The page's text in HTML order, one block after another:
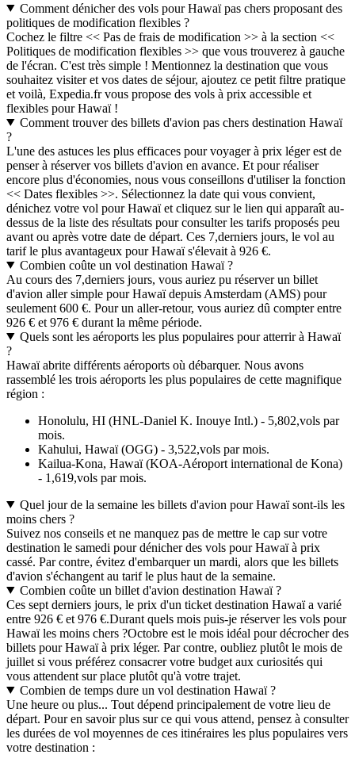
Comment dénicher des vols pour Hawaï pas chers proposant des
politiques de modification flexibles ?
Cochez le filtre << Pas de frais de modification >> à la section <<
Politiques de modification flexibles >> que vous trouverez à gauche
de l'écran. C'est très simple ! Mentionnez la destination que vous
souhaitez visiter et vos dates de séjour, ajoutez ce petit filtre pratique
et voilà, Expedia.fr vous propose des vols à prix accessible et
flexibles pour Hawaï !
Comment trouver des billets d'avion pas chers destination Hawaï
?
L'une des astuces les plus efficaces pour voyager à prix léger est de
penser à réserver vos billets d'avion en avance. Et pour réaliser
encore plus d'économies, nous vous conseillons d'utiliser la fonction
<< Dates flexibles >>. Sélectionnez la date qui vous convient,
dénichez votre vol pour Hawaï et cliquez sur le lien qui apparaît au-
dessus de la liste des résultats pour consulter les tarifs proposés peu
avant ou après votre date de départ. Ces 7,derniers jours, le vol au
tarif le plus avantageux pour Hawaï s'élevait à 926 €.
Combien coûte un vol destination Hawaï ?
Au cours des 7,derniers jours, vous auriez pu réserver un billet
d'avion aller simple pour Hawaï depuis Amsterdam (AMS) pour
seulement 600 €. Pour un aller-retour, vous auriez dû compter entre
926 € et 976 € durant la même période.
Quels sont les aéroports les plus populaires pour atterrir à Hawaï
?
Hawaï abrite différents aéroports où débarquer. Nous avons
rassemblé les trois aéroports les plus populaires de cette magnifique
région :
Honolulu, HI (HNL-Daniel K. Inouye Intl.) - 5,802,vols par
mois.
Kahului, Hawaï (OGG) - 3,522,vols par mois.
Kailua-Kona, Hawaï (KOA-Aéroport international de Kona)
- 1,619,vols par mois.
Quel jour de la semaine les billets d'avion pour Hawaï sont-ils les
moins chers ?
Suivez nos conseils et ne manquez pas de mettre le cap sur votre
destination le samedi pour dénicher des vols pour Hawaï à prix
cassé. Par contre, évitez d'embarquer un mardi, alors que les billets
d'avion s'échangent au tarif le plus haut de la semaine.
Combien coûte un billet d'avion destination Hawaï ?
Ces sept derniers jours, le prix d'un ticket destination Hawaï a varié
entre 926 € et 976 €.Durant quels mois puis-je réserver les vols pour
Hawaï les moins chers ?Octobre est le mois idéal pour décrocher des
billets pour Hawaï à prix léger. Par contre, oubliez plutôt le mois de
juillet si vous préférez consacrer votre budget aux curiosités qui
vous attendent sur place plutôt qu'à votre trajet.
Combien de temps dure un vol destination Hawaï ?
Une heure ou plus... Tout dépend principalement de votre lieu de
départ. Pour en savoir plus sur ce qui vous attend, pensez à consulter
les durées de vol moyennes de ces itinéraires les plus populaires vers
votre destination :